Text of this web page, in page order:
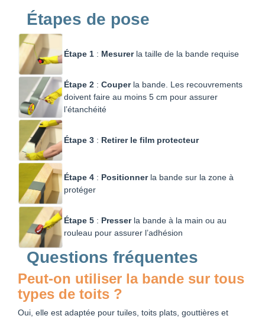
Étapes de pose
Étape 1 : Mesurerla taille de la bande requise
Étape 2 : Couperla bande. Les recouvrements
doivent faire au moins 5 cm pour assurer
l’étanchéité
Étape 3 : Retirer le film protecteur
Étape 4 : Positionnerla bande sur la zone à
protéger
Étape 5 : Presserla bande à la main ou au
rouleau pour assurer l’adhésion
Questions fréquentes
Peut-on utiliser la bande sur tous
types de toits ?
Oui, elle est adaptée pour tuiles, toits plats, gouttières et